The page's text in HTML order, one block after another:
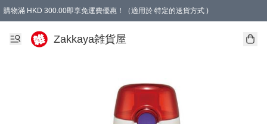
購物滿 HKD 300.00即享免運費優惠！（適用於 特定的送貨方式 )
Zakkaya雑貨屋